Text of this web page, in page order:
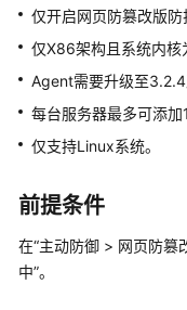
计
说
明
速
门
用
户
仅开启网页防篡改版防
仅X86架构且系统内核
Agent需要升级至3.2.4
每台服务器最多可添加
仅支持Linux系统。
前提条件
在“主动防御 > 网页防篡
中”。